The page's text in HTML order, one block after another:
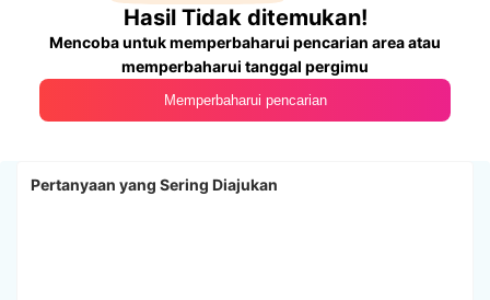
Hasil Tidak ditemukan!
Mencoba untuk memperbaharui pencarian area atau
memperbaharui tanggal pergimu
Memperbaharui pencarian
Pertanyaan yang Sering Diajukan